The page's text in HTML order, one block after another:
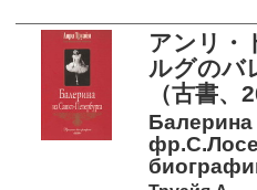
アンリ・
ルグのバ
（古書、
Балерина